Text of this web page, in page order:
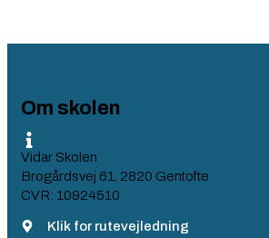
Om skolen
Vidar Skolen
Brogårdsvej 61, 2820 Gentofte
CVR: 10924510
Klik for rutevejledning